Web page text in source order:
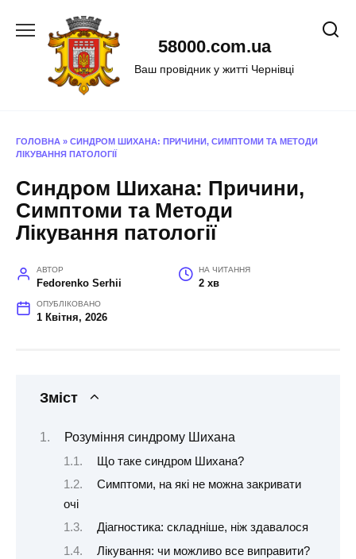
58000.com.ua
Ваш провідник у житті Чернівці
ГОЛОВНА » СИНДРОМ ШИХАНА: ПРИЧИНИ, СИМПТОМИ ТА МЕТОДИ
ЛІКУВАННЯ ПАТОЛОГІЇ
Синдром Шихана: Причини,
Симптоми та Методи
Лікування патології
АВТОР
Fedorenko Serhii
НА ЧИТАННЯ
2 хв
ОПУБЛІКОВАНО
1 Квітня, 2026
Зміст
Розуміння синдрому Шихана
Що таке синдром Шихана?
Симптоми, на які не можна закривати
очі
Діагностика: складніше, ніж здавалося
Лікування: чи можливо все виправити?